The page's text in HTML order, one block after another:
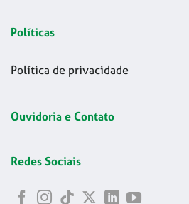
Políticas
Política de privacidade
Ouvidoria e Contato
Redes Sociais